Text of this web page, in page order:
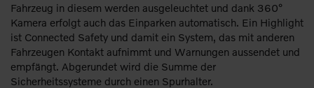
Fahrzeug in diesem werden ausgeleuchtet und dank 360°
Kamera erfolgt auch das Einparken automatisch. Ein Highlight
ist Connected Safety und damit ein System, das mit anderen
Fahrzeugen Kontakt aufnimmt und Warnungen aussendet und
empfängt. Abgerundet wird die Summe der
Sicherheitssysteme durch einen Spurhalter.